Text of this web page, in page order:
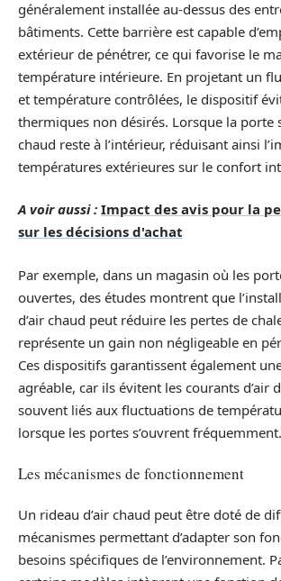
généralement installée au-dessus des
bâtiments. Cette barrière est capable
extérieur de pénétrer, ce qui favorise le
température intérieure. En projetant un
et température contrôlées, le dispositif
thermiques non désirés. Lorsque la porte
chaud reste à l’intérieur, réduisant ainsi
températures extérieures sur le confort
A voir aussi : Impact des avis pour la
sur les décisions d'achat
Par exemple, dans un magasin où les
ouvertes, des études montrent que
d’air chaud peut réduire les pertes de
représente un gain non négligeable en
Ces dispositifs garantissent également
agréable, car ils évitent les courants d’air
souvent liés aux fluctuations de
lorsque les portes s’ouvrent fréquemment.
Les mécanismes de fonctionnement
Un rideau d’air chaud peut être doté de
mécanismes permettant d’adapter son
besoins spécifiques de l’environnement.